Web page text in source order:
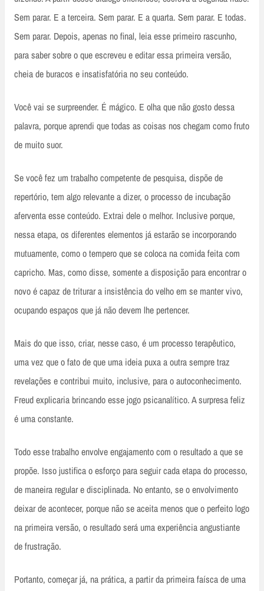
Sem parar. E a terceira. Sem parar. E a quarta. Sem parar. E todas.
Sem parar. Depois, apenas no final, leia esse primeiro rascunho,
para saber sobre o que escreveu e editar essa primeira versão,
cheia de buracos e insatisfatória no seu conteúdo.
Você vai se surpreender. É mágico. E olha que não gosto dessa
palavra, porque aprendi que todas as coisas nos chegam como fruto
de muito suor.
Se você fez um trabalho competente de pesquisa, dispõe de
repertório, tem algo relevante a dizer, o processo de incubação
aferventa esse conteúdo. Extrai dele o melhor. Inclusive porque,
nessa etapa, os diferentes elementos já estarão se incorporando
mutuamente, como o tempero que se coloca na comida feita com
capricho. Mas, como disse, somente a disposição para encontrar o
novo é capaz de triturar a insistência do velho em se manter vivo,
ocupando espaços que já não devem lhe pertencer.
Mais do que isso, criar, nesse caso, é um processo terapêutico,
uma vez que o fato de que uma ideia puxa a outra sempre traz
revelações e contribui muito, inclusive, para o autoconhecimento.
Freud explicaria brincando esse jogo psicanalítico. A surpresa feliz
é uma constante.
Todo esse trabalho envolve engajamento com o resultado a que se
propõe. Isso justifica o esforço para seguir cada etapa do processo,
de maneira regular e disciplinada. No entanto, se o envolvimento
deixar de acontecer, porque não se aceita menos que o perfeito logo
na primeira versão, o resultado será uma experiência angustiante
de frustração.
Portanto, começar já, na prática, a partir da primeira faísca de uma